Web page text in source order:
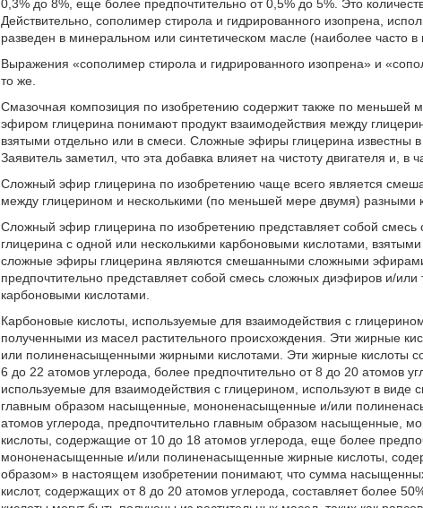
0,3% до 8%, еще более предпочтительно от 0,5% до 5%. Это
Действительно, сополимер стирола и гидрированного изопрена,
разведен в минеральном или синтетическом масле (наиболее часто в
Выражения «сополимер стирола и гидрированного изопрена» и
то же.
Смазочная композиция по изобретению содержит также по
эфиром глицерина понимают продукт взаимодействия между
взятыми отдельно или в смеси. Сложные эфиры глицерина известны
Заявитель заметил, что эта добавка влияет на чистоту двигателя и, в
Сложный эфир глицерина по изобретению чаще всего является
между глицерином и несколькими (по меньшей мере двумя) разными
Сложный эфир глицерина по изобретению представляет собой
глицерина с одной или несколькими карбоновыми кислотами,
сложные эфиры глицерина являются смешанными сложными
предпочтительно представляет собой смесь сложных диэфиров и/
карбоновыми кислотами.
Карбоновые кислоты, используемые для взаимодействия с
полученными из масел растительного происхождения. Эти жирные
или полиненасыщенными жирными кислотами. Эти жирные кислоты
6 до 22 атомов углерода, более предпочтительно от 8 до 20 атомов
используемые для взаимодействия с глицерином, используют в
главным образом насыщенные, мононенасыщенные и/или
атомов углерода, предпочтительно главным образом
кислоты, содержащие от 10 до 18 атомов углерода, еще более
мононенасыщенные и/или полиненасыщенные жирные кислоты,
образом» в настоящем изобретении понимают, что сумма
кислот, содержащих от 8 до 20 атомов углерода, составляет более